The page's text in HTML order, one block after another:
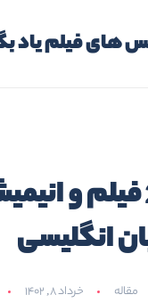
های فیلم یاد
معرفی 20 فیلم و
انگلیسی
مقاله خرداد ۸, ۱۴۰۲